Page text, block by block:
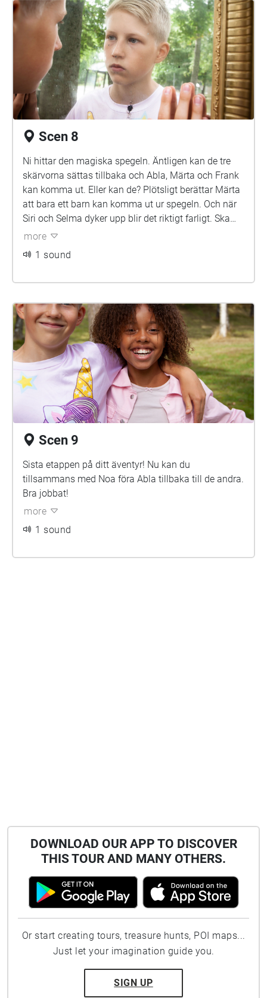
Scen 8
Ni hittar den magiska spegeln. Äntligen kan de tre
skärvorna sättas tillbaka och Abla, Märta och Frank
kan komma ut. Eller kan de? Plötsligt berättar Märta
att bara ett barn kan komma ut ur spegeln. Och när
Siri och Selma dyker upp blir det riktigt farligt. Ska
också Noa hamna i spegelvärlden?
more
1 sound
Scen 9
Sista etappen på ditt äventyr! Nu kan du
tillsammans med Noa föra Abla tillbaka till de andra.
Bra jobbat!
more
1 sound
DOWNLOAD OUR APP TO DISCOVER
THIS TOUR AND MANY OTHERS.
Or start creating tours, treasure hunts, POI maps...
Just let your imagination guide you.
SIGN UP